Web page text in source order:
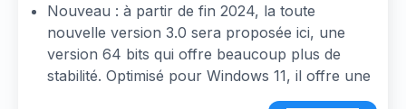
Nouveau : à partir de fin 2024, la toute
nouvelle version 3.0 sera proposée ici, une
version 64 bits qui offre beaucoup plus de
stabilité. Optimisé pour Windows 11, il offre une
nouvelle gestion intelligente des couches et de